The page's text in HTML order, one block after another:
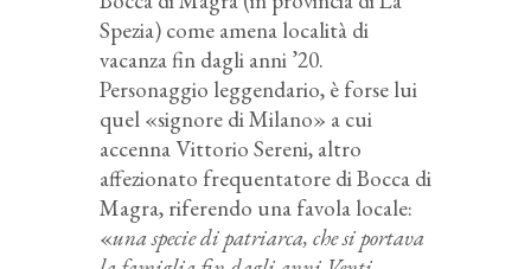
Spezia) come amena località di
vacanza fin dagli anni ’20.
Personaggio leggendario, è forse lui
quel «signore di Milano» a cui
accenna Vittorio Sereni, altro
affezionato frequentatore di Bocca di
Magra, riferendo una favola locale:
«una specie di patriarca, che si portava